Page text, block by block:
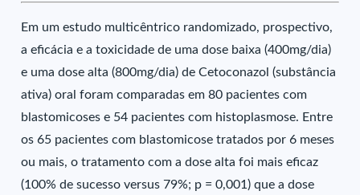
Em um estudo multicêntrico randomizado, prospectivo,
a eficácia e a toxicidade de uma dose baixa (400mg/dia)
e uma dose alta (800mg/dia) de Cetoconazol (substância
ativa) oral foram comparadas em 80 pacientes com
blastomicoses e 54 pacientes com histoplasmose. Entre
os 65 pacientes com blastomicose tratados por 6 meses
ou mais, o tratamento com a dose alta foi mais eficaz
(100% de sucesso versus 79%; p = 0,001) que a dose